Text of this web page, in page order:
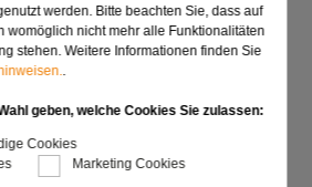
werden. Bitte beachten Sie, dass auf
womöglich nicht mehr alle Funktionalitäten
stehen. Weitere Informationen finden Sie
.
geben, welche Cookies Sie zulassen:
Cookies
Marketing Cookies